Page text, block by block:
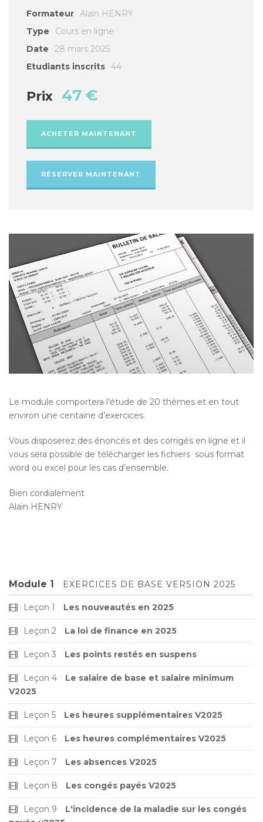
Formateur Alain HENRY
Type
Cours en ligne
Date
28 mars 2025
Etudiants inscrits 44
Prix 47 €
ACHETER MAINTENANT
RÉSERVER MAINTENANT
Le module comportera l’étude de 20 thèmes et en tout
environ une centaine d’exercices.
Vous disposerez des énoncés et des corrigés en ligne et il
vous sera possible de télécharger les fichiers sous format
word ou excel pour les cas d’ensemble.
Bien cordialement
Alain HENRY
Module 1 EXERCICES DE BASE VERSION 2025
Leçon 1 Les nouveautés en 2025
Leçon 2 La loi de finance en 2025
Leçon 3 Les points restés en suspens
Leçon 4
Le salaire de base et salaire minimum
V2025
Leçon 5 Les heures supplémentaires V2025
Leçon 6 Les heures complémentaires V2025
Leçon 7 Les absences V2025
Leçon 8 Les congés payés V2025
Leçon 9
L'incidence de la maladie sur les congés